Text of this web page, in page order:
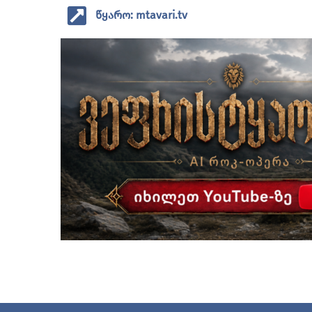
წყარო: mtavari.tv